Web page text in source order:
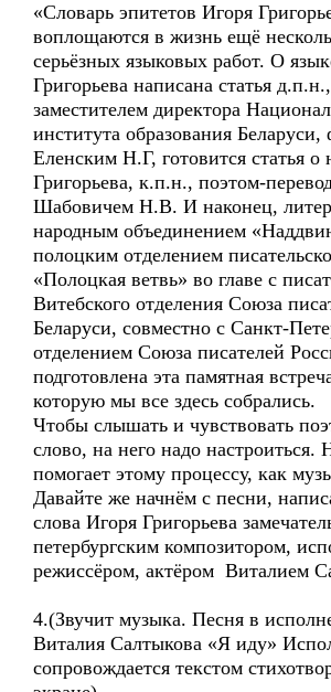
«Словарь эпитетов Игоря
воплощаются в жизнь ещё
серьёзных языковых работ. О
Григорьева написана статья д.п.н.,
заместителем директора
института образования
Еленским Н.Г, готовится статья о
Григорьева, к.п.н., поэтом-
Шабовичем Н.В. И наконец,
народным объединением
полоцким отделением
«Полоцкая ветвь» во главе с
Витебского отделения Союза
Беларуси, совместно с Санкт-
отделением Союза писателей
подготовлена эта памятная
которую мы все здесь собрались.
Чтобы слышать и чувствовать
слово, на него надо настроиться.
помогает этому процессу, как
Давайте же начнём с песни,
слова Игоря Григорьева
петербургским композитором,
режиссёром, актёром Виталием
4.(Звучит музыка. Песня в
Виталия Салтыкова «Я иду»
сопровождается текстом